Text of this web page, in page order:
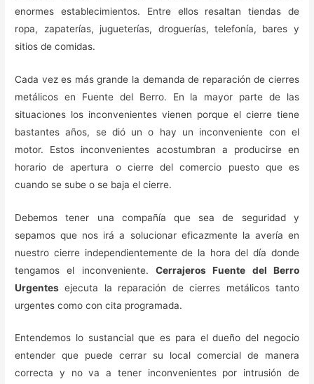
enormes establecimientos. Entre ellos resaltan tiendas de
ropa, zapaterías, jugueterías, droguerías, telefonía, bares y
sitios de comidas.
Cada vez es más grande la demanda de reparación de cierres
metálicos en Fuente del Berro. En la mayor parte de las
situaciones los inconvenientes vienen porque el cierre tiene
bastantes años, se dió un o hay un inconveniente con el
motor. Estos inconvenientes acostumbran a producirse en
horario de apertura o cierre del comercio puesto que es
cuando se sube o se baja el cierre.
Debemos tener una compañía que sea de seguridad y
sepamos que nos irá a solucionar eficazmente la avería en
nuestro cierre independientemente de la hora del día donde
tengamos el inconveniente. Cerrajeros Fuente del Berro
Urgentes ejecuta la reparación de cierres metálicos tanto
urgentes como con cita programada.
Entendemos lo sustancial que es para el dueño del negocio
entender que puede cerrar su local comercial de manera
correcta y no va a tener inconvenientes por intrusión de